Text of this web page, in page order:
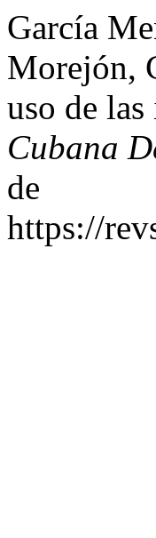
García
Morejón,
uso de
Cubana
de
https://